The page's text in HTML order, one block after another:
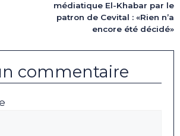
médiatique El-Khabar par le
patron de Cevital : «Rien n’a
encore été décidé»
commentaire